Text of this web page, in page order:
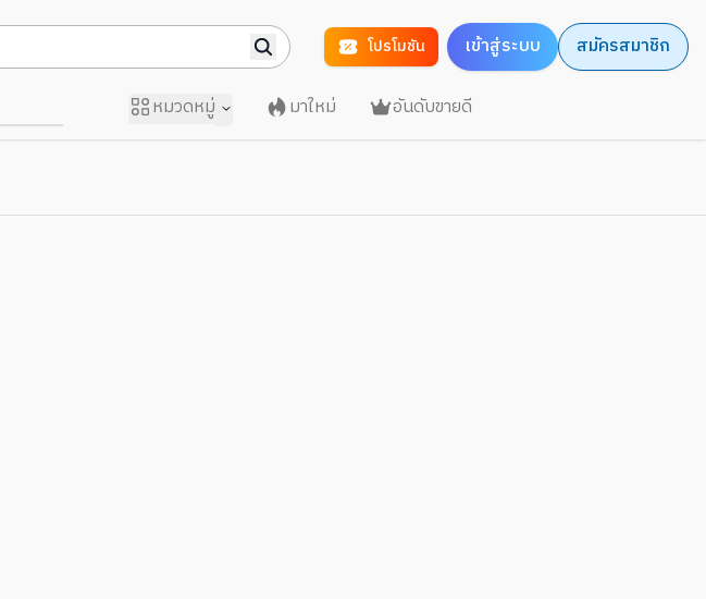
โปรโมชัน เข้าสู่ระบบ สมัครสมาชิก
หมวดหมู่ มาใหม่ อันดับขายดี